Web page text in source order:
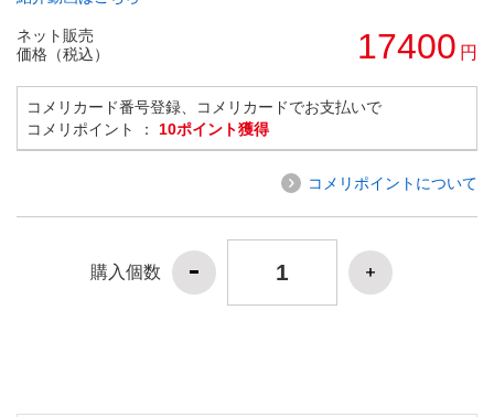
ネット販売
価格（税込）
17400 円
コメリカード番号登録、コメリカードでお支払いで
コメリポイント ： 10ポイント獲得
コメリポイントについて
購入個数